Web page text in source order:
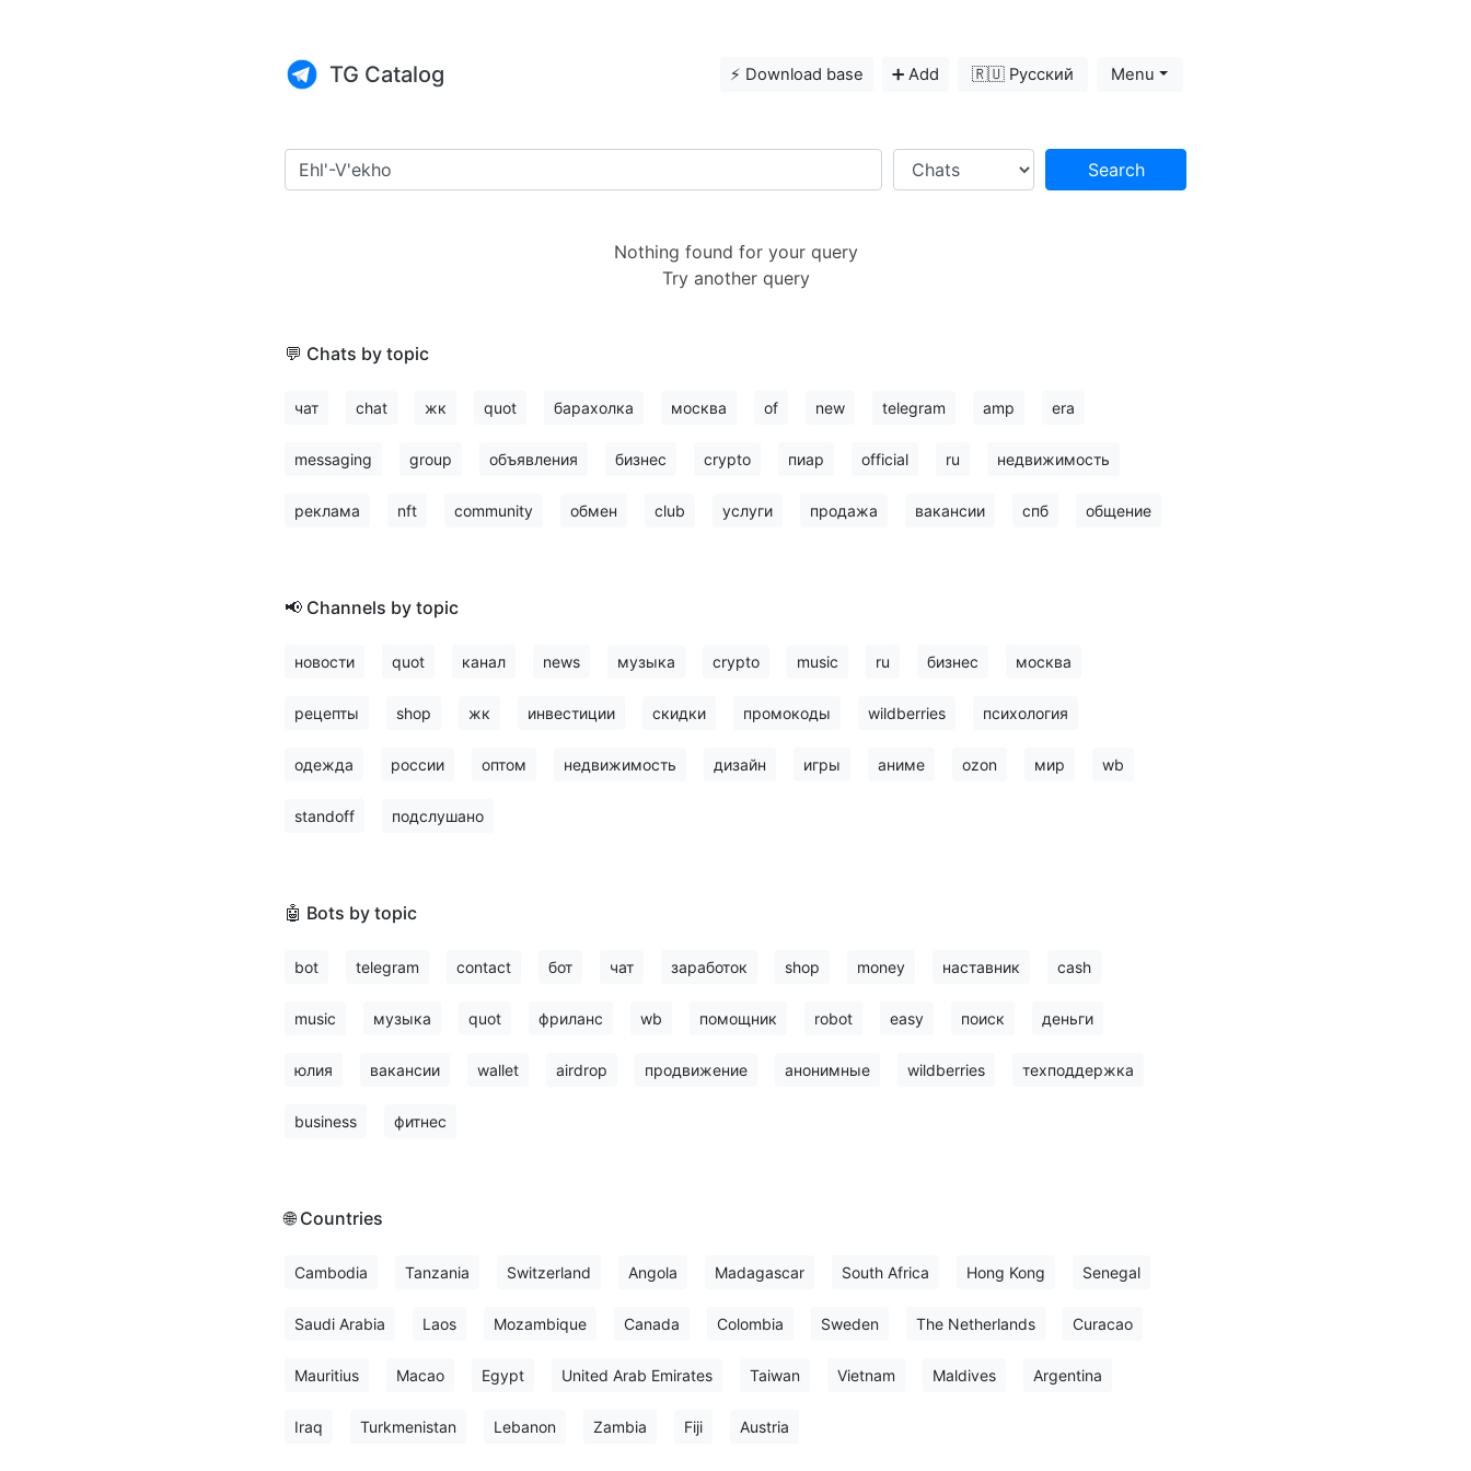
TG Catalog ⚡️ Download base ➕ Add 🇷🇺 Русский Menu
Search
Nothing found for your query
Try another query
💬 Chats by topic
чат chat жк quot барахолка москва of new telegram amp era
messaging group объявления бизнес crypto пиар official ru недвижимость
реклама nft community обмен club услуги продажа вакансии спб общение
📢 Channels by topic
новости quot канал news музыка crypto music ru бизнес москва
рецепты shop жк инвестиции скидки промокоды wildberries психология
одежда россии оптом недвижимость дизайн игры аниме ozon мир wb
standoff подслушано
🤖 Bots by topic
bot telegram contact бот чат заработок shop money наставник cash
music музыка quot фриланс wb помощник robot easy поиск деньги
юлия вакансии wallet airdrop продвижение анонимные wildberries техподдержка
business фитнес
🌐 Countries
Cambodia Tanzania Switzerland Angola Madagascar South Africa Hong Kong Senegal
Saudi Arabia Laos Mozambique Canada Colombia Sweden The Netherlands Curacao
Mauritius Macao Egypt United Arab Emirates Taiwan Vietnam Maldives Argentina
Iraq Turkmenistan Lebanon Zambia Fiji Austria